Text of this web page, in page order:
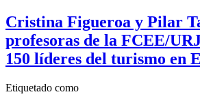
Cristina Figueroa y Pilar
profesoras de la FCEE/
150 líderes del turismo en
Etiquetado como